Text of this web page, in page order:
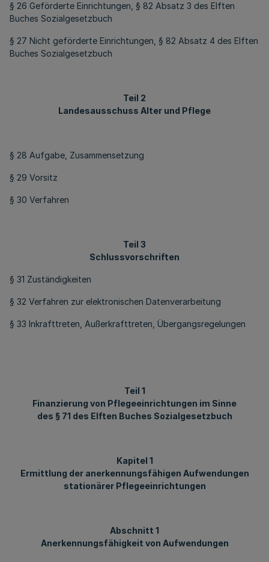
§ 26 Geförderte Einrichtungen, § 82 Absatz 3 des Elften
Buches Sozialgesetzbuch
§ 27 Nicht geförderte Einrichtungen, § 82 Absatz 4 des Elften
Buches Sozialgesetzbuch
Teil 2
Landesausschuss Alter und Pflege
§ 28 Aufgabe, Zusammensetzung
§ 29 Vorsitz
§ 30 Verfahren
Teil 3
Schlussvorschriften
§ 31 Zuständigkeiten
§ 32 Verfahren zur elektronischen Datenverarbeitung
§ 33 Inkrafttreten, Außerkrafttreten, Übergangsregelungen
Teil 1
Finanzierung von Pflegeeinrichtungen im Sinne
des § 71 des Elften Buches Sozialgesetzbuch
Kapitel 1
Ermittlung der anerkennungsfähigen Aufwendungen
stationärer Pflegeeinrichtungen
Abschnitt 1
Anerkennungsfähigkeit von Aufwendungen